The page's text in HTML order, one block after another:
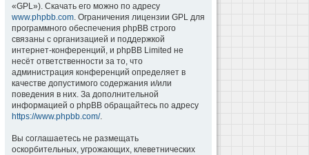
«GPL»). Скачать его можно по адресу
www.phpbb.com. Ограничения лицензии GPL для
программного обеспечения phpBB строго
связаны с организацией и поддержкой
интернет-конференций, и phpBB Limited не
несёт ответственности за то, что
администрация конференций определяет в
качестве допустимого содержания и/или
поведения в них. За дополнительной
информацией о phpBB обращайтесь по адресу
https://www.phpbb.com/.
Вы соглашаетесь не размещать
оскорбительных, угрожающих, клеветнических